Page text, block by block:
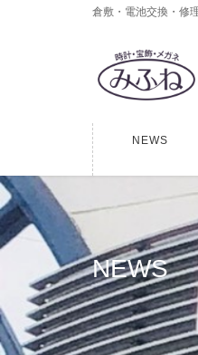
倉敷・電池交換・修
NEWS
NEWS